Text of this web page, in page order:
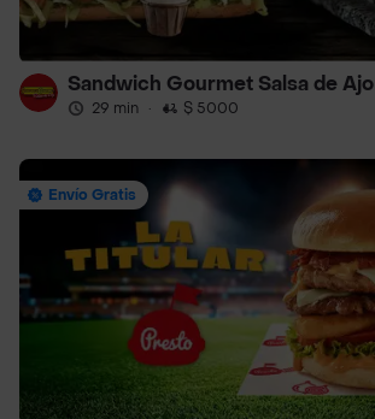
Sandwich Gourmet Salsa de Ajo
29 min · $ 5000
Envío Gratis